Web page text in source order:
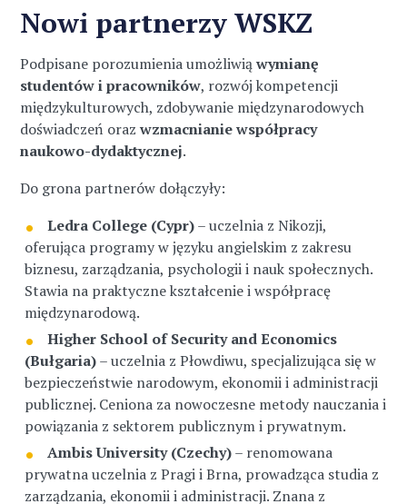
Nowi partnerzy WSKZ
Podpisane porozumienia umożliwiąwymianę
studentów i pracowników, rozwój kompetencji
międzykulturowych, zdobywanie międzynarodowych
doświadczeń orazwzmacnianie współpracy
naukowo-dydaktycznej.
Do grona partnerów dołączyły:
Ledra College (Cypr)– uczelnia z Nikozji,
oferująca programy w języku angielskim z zakresu
biznesu, zarządzania, psychologii i nauk społecznych.
Stawia na praktyczne kształcenie i współpracę
międzynarodową.
Higher School of Security and Economics
(Bułgaria)– uczelnia z Płowdiwu, specjalizująca się w
bezpieczeństwie narodowym, ekonomii i administracji
publicznej. Ceniona za nowoczesne metody nauczania i
powiązania z sektorem publicznym i prywatnym.
Ambis University (Czechy)– renomowana
prywatna uczelnia z Pragi i Brna, prowadząca studia z
zarządzania, ekonomii i administracji. Znana z